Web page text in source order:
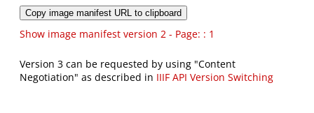
Copy image manifest URL to clipboard
Show image manifest version 2 - Page: : 1
Version 3 can be requested by using "Content
Negotiation" as described in IIIF API Version Switching